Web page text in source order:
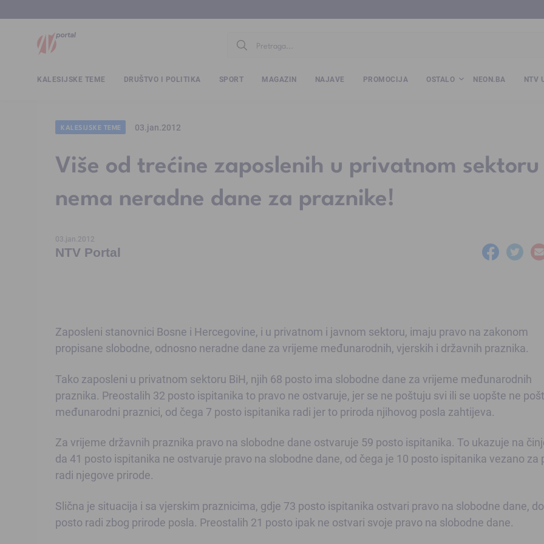
KALESIJSKE TEME DRUŠTVO I POLITIKA SPORT MAGAZIN NAJAVE PROMOCIJA OSTALO NEON.BA NTV
KALESIJSKE TEME 03.jan.2012
Više od trećine zaposlenih u privatnom sektoru
nema neradne dane za praznike!
03.jan.2012
NTV Portal
Zaposleni stanovnici Bosne i Hercegovine, i u privatnom i javnom sektoru, imaju pravo na zakonom
propisane slobodne, odnosno neradne dane za vrijeme međunarodnih, vjerskih i državnih praznika.
Tako zaposleni u privatnom sektoru BiH, njih 68 posto ima slobodne dane za vrijeme međunarodnih
praznika. Preostalih 32 posto ispitanika to pravo ne ostvaruje, jer se ne poštuju svi ili se uopšte ne
međunarodni praznici, od čega 7 posto ispitanika radi jer to priroda njihovog posla zahtijeva.
Za vrijeme državnih praznika pravo na slobodne dane ostvaruje 59 posto ispitanika. To ukazuje na
da 41 posto ispitanika ne ostvaruje pravo na slobodne dane, od čega je 10 posto ispitanika vezano za
radi njegove prirode.
Slična je situacija i sa vjerskim praznicima, gdje 73 posto ispitanika ostvari pravo na slobodne dane,
posto radi zbog prirode posla. Preostalih 21 posto ipak ne ostvari svoje pravo na slobodne dane.